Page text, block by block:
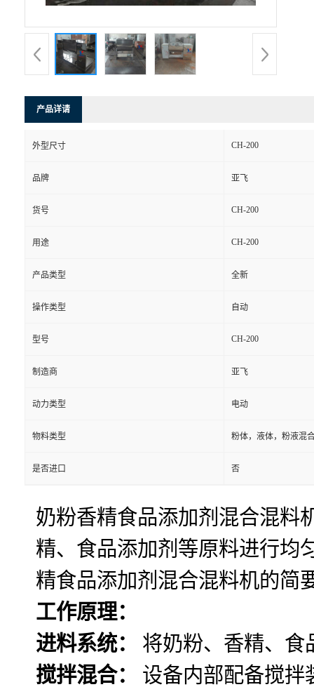
产品详请
外型尺寸 CH-200
品牌 亚飞
货号 CH-200
用途 CH-200
产品类型 全新
操作类型 自动
型号 CH-200
制造商 亚飞
动力类型 电动
物料类型 粉体，液体，粉液混
是否进口 否
奶粉香精食品添加剂混合混料
精、食品添加剂等原料进行均
精食品添加剂混合混料机的简
工作原理：
进料系统：
将奶粉、香精、食
搅拌混合：
设备内部配备搅拌